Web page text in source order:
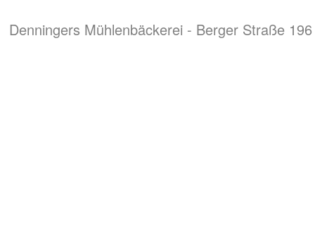
Denningers Mühlenbäckerei - Berger Straße